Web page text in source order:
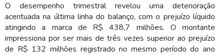
O desempenho trimestral revelou uma deterioração
acentuada na última linha do balanço, com o prejuízo líquido
atingindo a marca de R$ 438,7 milhões. O montante
impressiona por ser mais de três vezes superior ao prejuízo
de R$ 132 milhões registrado no mesmo período do ano